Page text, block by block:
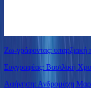
Ζω-γράφοντας: υπαρξιακή
Συγγραφέας: Βασιλική
Αφήγηση: Ανδρομάχη